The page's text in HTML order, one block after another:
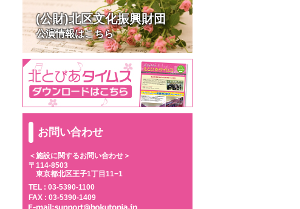
(公財)北区文化振興財団
公演情報はこちら
お問い合わせ
＜施設に関するお問い合わせ＞
〒114-8503
東京都北区王子1丁目11−1
TEL : 03-5390-1100
FAX : 03-5390-1409